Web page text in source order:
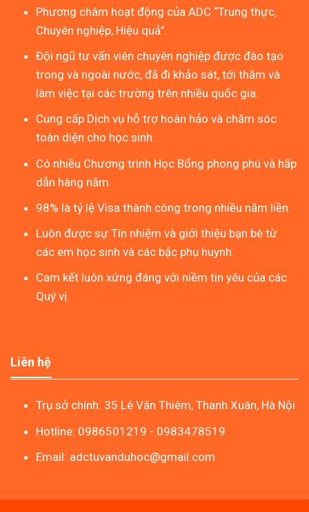
Phương châm hoạt động của ADC “Trung thực,
Chuyên nghiệp, Hiệu quả”.
Đội ngũ tư vấn viên chuyên nghiệp được đào tạo
trong và ngoài nước, đã đi khảo sát, tới thăm và
làm việc tại các trường trên nhiều quốc gia.
Cung cấp Dịch vụ hỗ trợ hoàn hảo và chăm sóc
toàn diện cho học sinh.
Có nhiều Chương trình Học Bổng phong phú và hấp
dẫn hàng năm.
98% là tỷ lệ Visa thành công trong nhiều năm liền.
Luôn được sự Tín nhiệm và giới thiệu bạn bè từ
các em học sinh và các bậc phụ huynh.
Cam kết luôn xứng đáng với niềm tin yêu của các
Quý vị.
Liên hệ
Trụ sở chính: 35 Lê Văn Thiêm, Thanh Xuân, Hà Nội
Hotline: 0986501219 - 0983478519
Email: adctuvanduhoc@gmail.com